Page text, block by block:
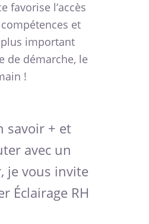
favorise l’accès
et
important
de démarche, le
!
savoir + et
avec un
je vous invite
Éclairage RH